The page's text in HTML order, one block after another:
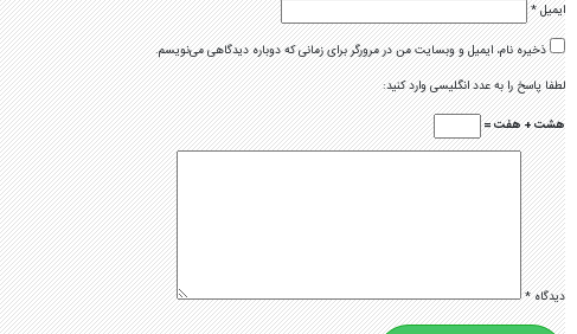
ایمیل*
ذخیره نام، ایمیل و وبسایت من در مرورگر برای زمانی که دوباره دیدگاهی می‌نویسم.
لطفا پاسخ را به عدد انگلیسی وارد کنید:
هشت + هفت =
دیدگاه*